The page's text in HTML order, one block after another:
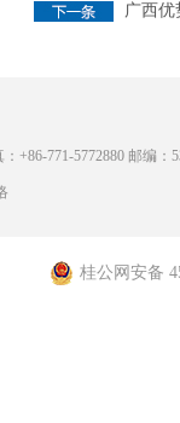
广西优
+86-771-5772880 邮编：
桂公网安备